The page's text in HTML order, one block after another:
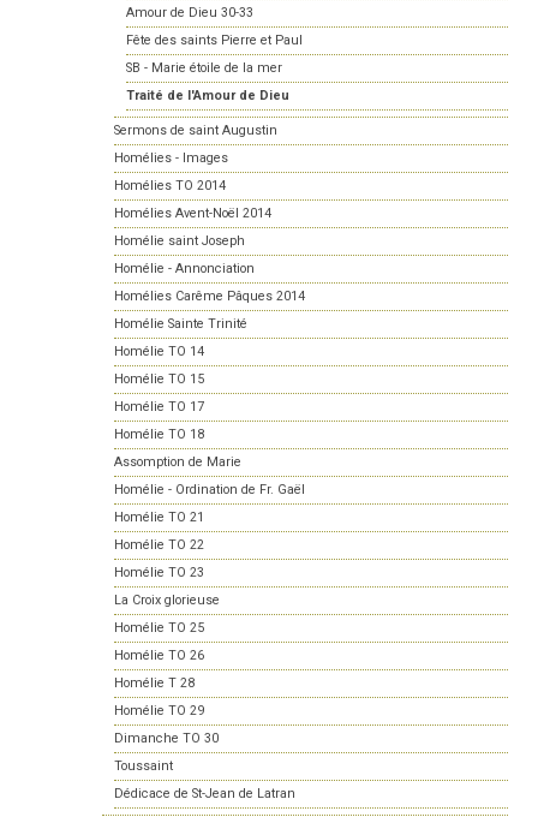
Amour de Dieu 30-33
Fête des saints Pierre et Paul
SB - Marie étoile de la mer
Traité de l'Amour de Dieu
Sermons de saint Augustin
Homélies - Images
Homélies TO 2014
Homélies Avent-Noël 2014
Homélie saint Joseph
Homélie - Annonciation
Homélies Carême Pâques 2014
Homélie Sainte Trinité
Homélie TO 14
Homélie TO 15
Homélie TO 17
Homélie TO 18
Assomption de Marie
Homélie - Ordination de Fr. Gaël
Homélie TO 21
Homélie TO 22
Homélie TO 23
La Croix glorieuse
Homélie TO 25
Homélie TO 26
Homélie T 28
Homélie TO 29
Dimanche TO 30
Toussaint
Dédicace de St-Jean de Latran